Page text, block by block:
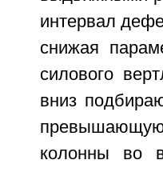
интервал
снижая
силового
вниз
колонны во